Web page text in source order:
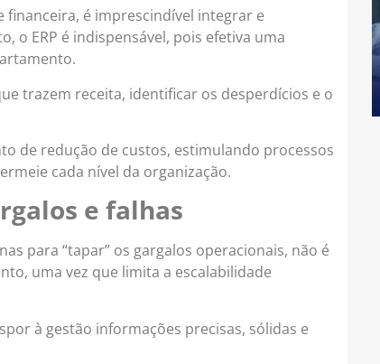
financeira, é imprescindível integrar e
o ERP é indispensável, pois efetiva uma
trazem receita, identificar os desperdícios e o
de redução de custos, estimulando processos
cada nível da organização.
e falhas
para “tapar” os gargalos operacionais, não é
uma vez que limita a escalabilidade
à gestão informações precisas, sólidas e